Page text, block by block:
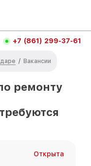
+7 (861) 299-37-61
/ Вакансии
ремонту
требуются
Открыта